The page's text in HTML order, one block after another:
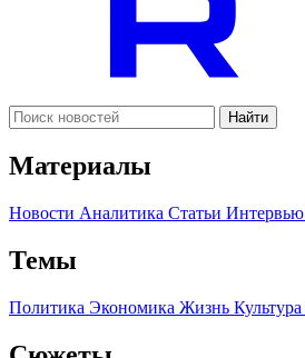
Найти
Материалы
Новости Аналитика Статьи Интервью
Темы
Политика Экономика Жизнь Культура